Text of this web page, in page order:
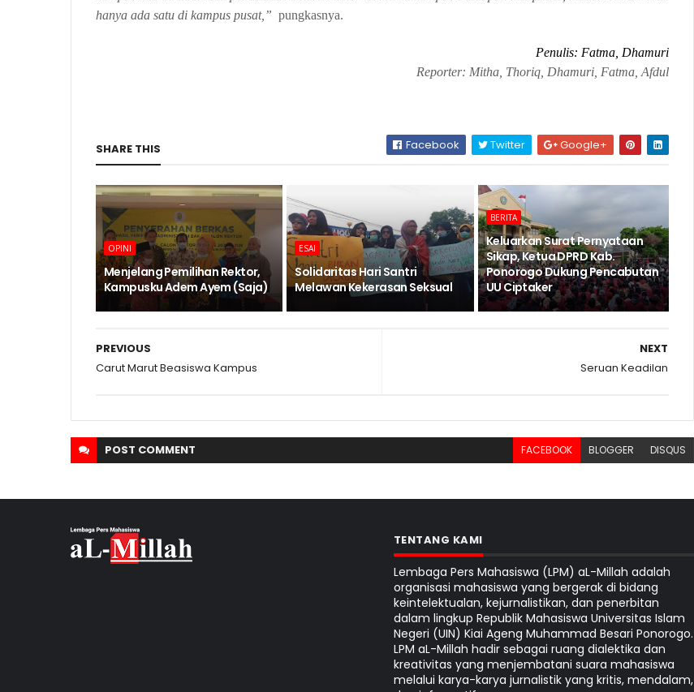
hanya ada satu di kampus pusat,” pungkasnya.
Penulis: Fatma, Dhamuri
Reporter: Mitha, Thoriq, Dhamuri, Fatma, Afdul
SHARE THIS Facebook Twitter Google+
OPINI
Menjelang Pemilihan Rektor,
Kampusku Adem Ayem (Saja)
ESAI
Solidaritas Hari Santri
Melawan Kekerasan Seksual
BERITA
Keluarkan Surat Pernyataan
Sikap, Ketua DPRD Kab.
Ponorogo Dukung Pencabutan
UU Ciptaker
NEXT
Seruan Keadilan
PREVIOUS
Carut Marut Beasiswa Kampus
POST COMMENT FACEBOOK BLOGGER DISQUS
TENTANG KAMI
Lembaga Pers Mahasiswa (LPM) aL-Millah adalah
organisasi mahasiswa yang bergerak di bidang
keintelektualan, kejurnalistikan, dan penerbitan
dalam lingkup Republik Mahasiswa Universitas Islam
Negeri (UIN) Kiai Ageng Muhammad Besari Ponorogo.
LPM aL-Millah hadir sebagai ruang dialektika dan
kreativitas yang menjembatani suara mahasiswa
melalui karya-karya jurnalistik yang kritis, mendalam,